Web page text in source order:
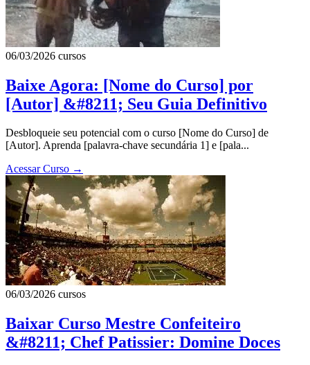
06/03/2026 cursos
Baixe Agora: [Nome do Curso] por
[Autor] &#8211; Seu Guia Definitivo
Desbloqueie seu potencial com o curso [Nome do Curso] de
[Autor]. Aprenda [palavra-chave secundária 1] e [pala...
Acessar Curso →
06/03/2026 cursos
Baixar Curso Mestre Confeiteiro
&#8211; Chef Patissier: Domine Doces